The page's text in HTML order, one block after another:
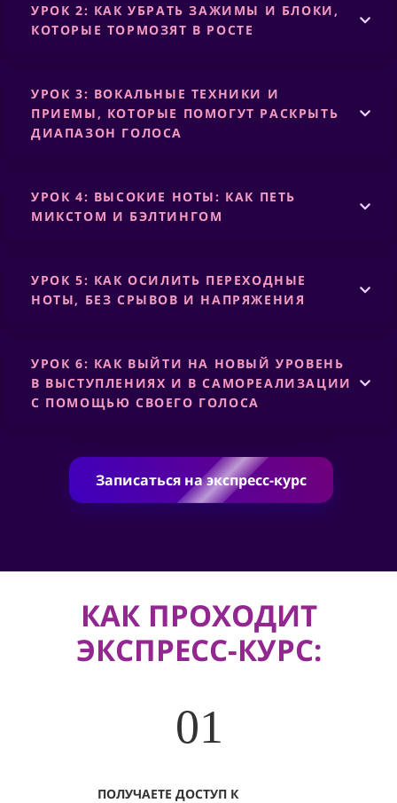
УРОК 2: КАК УБРАТЬ ЗАЖИМЫ И БЛОКИ,
КОТОРЫЕ ТОРМОЗЯТ В РОСТЕ
УРОК 3: ВОКАЛЬНЫЕ ТЕХНИКИ И
ПРИЕМЫ, КОТОРЫЕ ПОМОГУТ РАСКРЫТЬ
ДИАПАЗОН ГОЛОСА
УРОК 4: ВЫСОКИЕ НОТЫ: КАК ПЕТЬ
МИКСТОМ И БЭЛТИНГОМ
УРОК 5: КАК ОСИЛИТЬ ПЕРЕХОДНЫЕ
НОТЫ, БЕЗ СРЫВОВ И НАПРЯЖЕНИЯ
УРОК 6: КАК ВЫЙТИ НА НОВЫЙ УРОВЕНЬ
В ВЫСТУПЛЕНИЯХ И В САМОРЕАЛИЗАЦИИ
С ПОМОЩЬЮ СВОЕГО ГОЛОСА
Записаться на экспресс-курс
КАК ПРОХОДИТ
ЭКСПРЕСС-КУРС:
ПОЛУЧАЕТЕ ДОСТУП К
01